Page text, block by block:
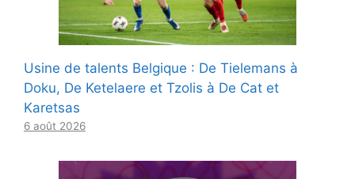
Usine de talents Belgique : De Tielemans à
Doku, De Ketelaere et Tzolis à De Cat et
Karetsas
6 août 2026